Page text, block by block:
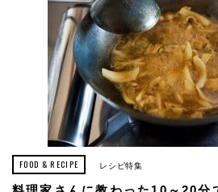
FOOD & RECIPE レシピ特集